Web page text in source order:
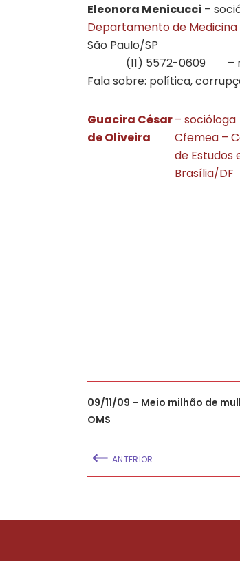
Eleonora Menicucci –
Departamento de
São Paulo/SP
(11) 5572-0609
–
Fala sobre: política,
Guacira César
de Oliveira
– socióloga
Cfemea –
de Estudos
Brasília/DF
09/11/09 – Meio milhão de
OMS
ANTERIOR